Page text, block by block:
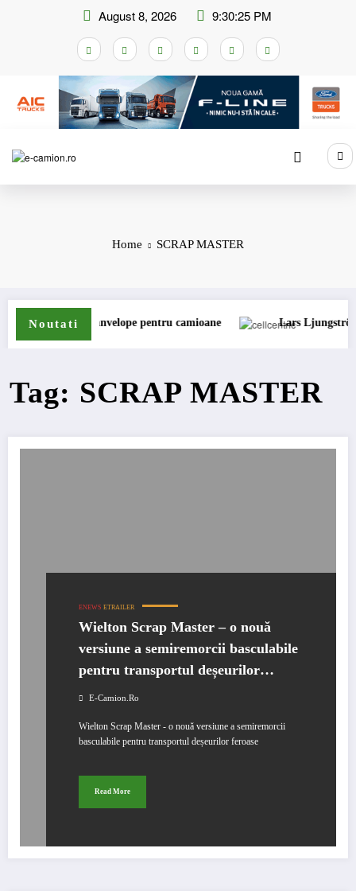
August 8, 2026 9:30:25 PM
Home SCRAP MASTER
Noutati
gama de anvelope pentru camioane Lars Ljungström a
Tag: SCRAP MASTER
ENEWS ETRAILER
Wielton Scrap Master – o nouă
versiune a semiremorcii basculabile
pentru transportul deșeurilor
feroase
E-Camion.ro
Wielton Scrap Master - o nouă versiune a semiremorcii
basculabile pentru transportul deșeurilor feroase
Read More